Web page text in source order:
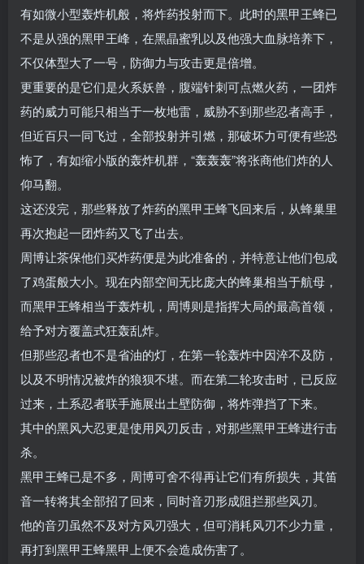
有如微小型轰炸机般，将炸药投射而下。此时的黑甲王蜂已
不是从强的黑甲王峰，在黑晶蜜乳以及他强大血脉培养下，
不仅体型大了一号，防御力与攻击更是倍增。
更重要的是它们是火系妖兽，腹端针刺可点燃火药，一团炸
药的威力可能只相当于一枚地雷，威胁不到那些忍者高手，
但近百只一同飞过，全部投射并引燃，那破坏力可便有些恐
怖了，有如缩小版的轰炸机群，“轰轰轰”将张商他们炸的人
仰马翻。
这还没完，那些释放了炸药的黑甲王蜂飞回来后，从蜂巢里
再次抱起一团炸药又飞了出去。
周博让茶保他们买炸药便是为此准备的，并特意让他们包成
了鸡蛋般大小。现在内部空间无比庞大的蜂巢相当于航母，
而黑甲王蜂相当于轰炸机，周博则是指挥大局的最高首领，
给予对方覆盖式狂轰乱炸。
但那些忍者也不是省油的灯，在第一轮轰炸中因淬不及防，
以及不明情况被炸的狼狈不堪。而在第二轮攻击时，已反应
过来，土系忍者联手施展出土壁防御，将炸弹挡了下来。
其中的黑风大忍更是使用风刃反击，对那些黑甲王蜂进行击
杀。
黑甲王蜂已是不多，周博可舍不得再让它们有所损失，其笛
音一转将其全部招了回来，同时音刃形成阻拦那些风刃。
他的音刃虽然不及对方风刃强大，但可消耗风刃不少力量，
再打到黑甲王蜂黑甲上便不会造成伤害了。